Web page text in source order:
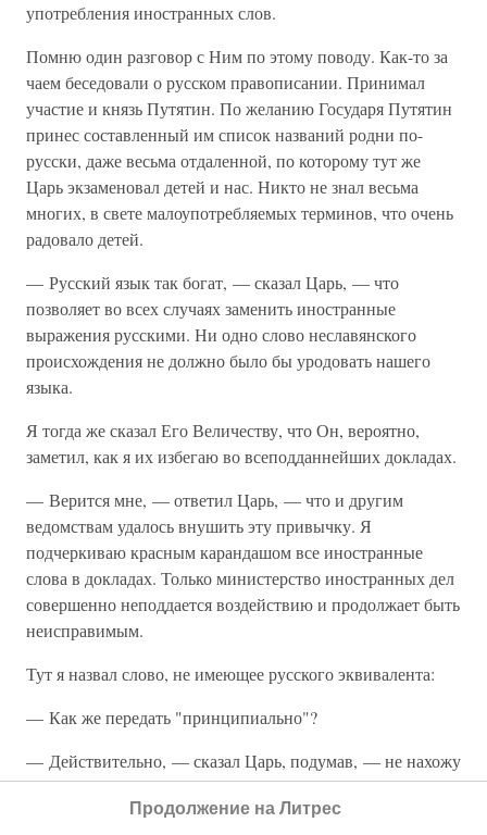
употребления иностранных слов.
Помню один разговор с Ним по этому поводу. Как-то за
чаем беседовали о русском правописании. Принимал
участие и князь Путятин. По желанию Государя Путятин
принес составленный им список названий родни по-
русски, даже весьма отдаленной, по которому тут же
Царь экзаменовал детей и нас. Никто не знал весьма
многих, в свете малоупотребляемых терминов, что очень
радовало детей.
— Русский язык так богат, — сказал Царь, — что
позволяет во всех случаях заменить иностранные
выражения русскими. Ни одно слово неславянского
происхождения не должно было бы уродовать нашего
языка.
Я тогда же сказал Его Величеству, что Он, вероятно,
заметил, как я их избегаю во всеподданнейших докладах.
— Верится мне, — ответил Царь, — что и другим
ведомствам удалось внушить эту привычку. Я
подчеркиваю красным карандашом все иностранные
слова в докладах. Только министерство иностранных дел
совершенно неподдается воздействию и продолжает быть
неисправимым.
Тут я назвал слово, не имеющее русского эквивалента:
— Как же передать "принципиально"?
— Действительно, — сказал Царь, подумав, — не нахожу
подходящего слова.
Продолжение на Литрес